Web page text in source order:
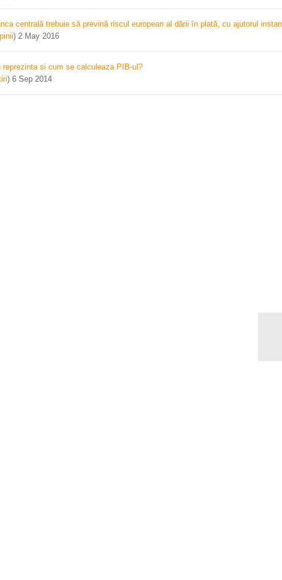
centrală trebuie să prevină riscul european al dării în plată, cu ajutorul
) 2 May 2016
reprezinta si cum se calculeaza PIB-ul?
) 6 Sep 2014